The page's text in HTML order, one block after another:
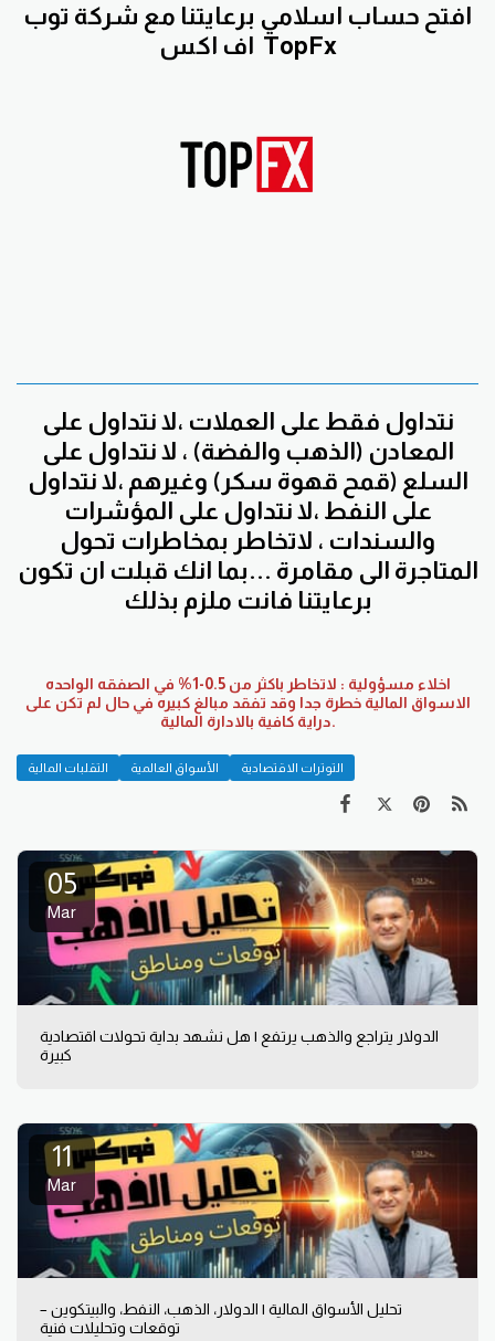
افتح حساب اسلامي برعايتنا مع شركة توب
اف اكس TopFx
نتداول فقط على العملات ،لا نتداول على
المعادن (الذهب والفضة) ، لا نتداول على
السلع (قمح قهوة سكر) وغيرهم ،لا نتداول
على النفط ،لا نتداول على المؤشرات
والسندات ، لاتخاطر بمخاطرات تحول
المتاجرة الى مقامرة ...بما انك قبلت ان تكون
برعايتنا فانت ملزم بذلك
اخلاء مسؤولية : لاتخاطر باكثر من 0.5-1% في الصفقه الواحده
الاسواق المالية خطرة جدا وقد تفقد مبالغ كبيره في حال لم تكن على
دراية كافية بالادارة المالية.
التقلبات المالية الأسواق العالمية التوترات الاقتصادية
05
Mar
الدولار يتراجع والذهب يرتفع | هل نشهد بداية تحولات اقتصادية
كبيرة
11
Mar
تحليل الأسواق المالية | الدولار، الذهب، النفط، والبيتكوين –
توقعات وتحليلات فنية